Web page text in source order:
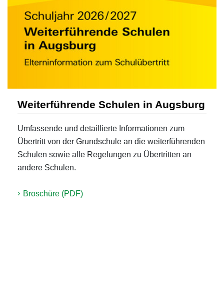
Weiterführende Schulen in Augsburg
Umfassende und detaillierte Informationen zum
Übertritt von der Grundschule an die weiterführenden
Schulen sowie alle Regelungen zu Übertritten an
andere Schulen.
Broschüre (PDF)